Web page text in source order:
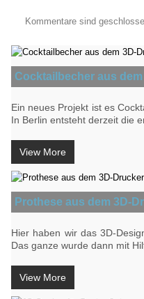
Kommentare sind
Cocktailbecher aus
Ein neues Projekt ist es
In Berlin entsteht derzeit die
View More
Prothese aus dem 3D-
Hier haben wir das 3D-
Das ganze wurde dann mit
View More